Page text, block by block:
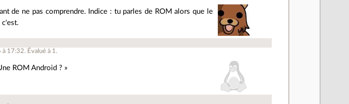
de ne pas comprendre. Indice : tu parles de ROM alors que le
c'est.
à 17:32. Évalué à 1.
ROM Android ? »